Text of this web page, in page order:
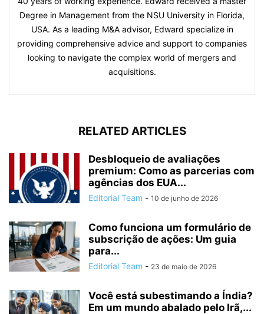
Degree in Management from the NSU University in Florida,
USA. As a leading M&A advisor, Edward specialize in
providing comprehensive advice and support to companies
looking to navigate the complex world of mergers and
acquisitions.
RELATED ARTICLES
Desbloqueio de avaliações
premium: Como as parcerias com
agências dos EUA...
Editorial Team - 10 de junho de 2026
Como funciona um formulário de
subscrição de ações: Um guia
para...
Editorial Team - 23 de maio de 2026
Você está subestimando a Índia?
Em um mundo abalado pelo Irã,...